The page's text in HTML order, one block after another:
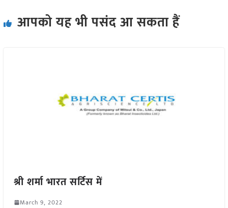
आपको यह भी पसंद आ सकता हैं
श्री शर्मा भारत सर्टिस में
March 9, 2022